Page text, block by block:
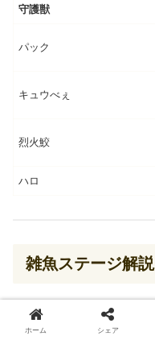
守護獣
パック
キュウべぇ
烈火鮫
ハロ
雑魚ステージ解説
ステージ1
ホーム シェア